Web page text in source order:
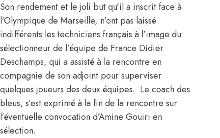
Son rendement et le joli but qu’il a inscrit face à
l’Olympique de Marseille, n’ont pas laissé
indifférents les techniciens français à l’image du
sélectionneur de l’équipe de France Didier
Deschamps, qui a assisté à la rencontre en
compagnie de son adjoint pour superviser
quelques joueurs des deux équipes. Le coach des
bleus, s’est exprimé à la fin de la rencontre sur
l’éventuelle convocation d’Amine Gouiri en
sélection.